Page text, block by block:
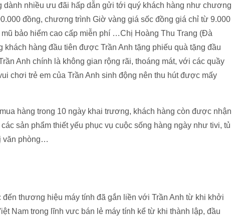
dành nhiều ưu đãi hấp dẫn gửi tới quý khách hàng như chương
đồng, chương trình Giờ vàng giá sốc đồng giá chỉ từ 9.000
bảo hiểm cao cấp miễn phí …Chị Hoàng Thu Trang (Đà
khách hàng đầu tiên được Trần Anh tặng phiếu quà tặng đầu
Anh chính là không gian rộng rãi, thoáng mát, với các quầy
chơi trẻ em của Trần Anh sinh động nên thu hút được mấy
hàng trong 10 ngày khai trương, khách hàng còn được nhận
sản phẩm thiết yếu phục vụ cuộc sống hàng ngày như tivi, tủ
văn phòng…
đến thương hiệu máy tính đã gắn liền với Trần Anh từ khi khởi
Nam trong lĩnh vưc bán lẻ máy tính kể từ khi thành lập, đầu